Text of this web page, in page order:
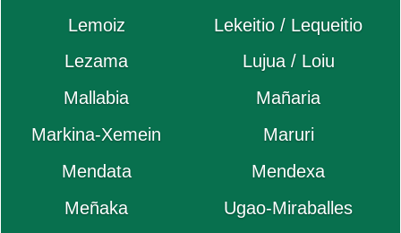
Lemoiz
Lekeitio / Lequeitio
Lezama
Lujua / Loiu
Mallabia
Mañaria
Markina-Xemein
Maruri
Mendata
Mendexa
Meñaka
Ugao-Miraballes